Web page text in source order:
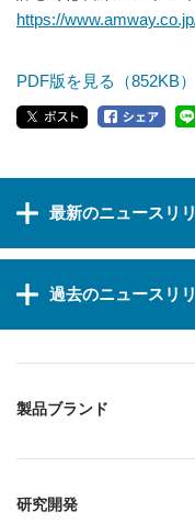
https://
PDF版を見る（852KB）
最新のニュースリ
過去のニュースリ
製品ブランド
研究開発